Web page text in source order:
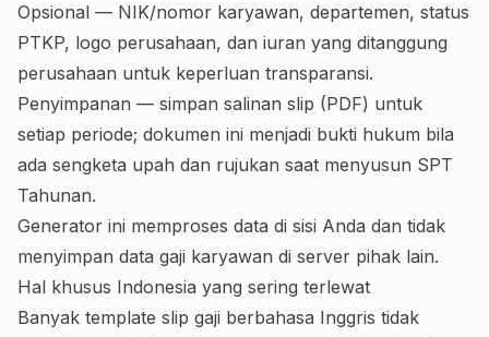
Opsional — NIK/nomor karyawan, departemen, status
PTKP, logo perusahaan, dan iuran yang ditanggung
perusahaan untuk keperluan transparansi.
Penyimpanan — simpan salinan slip (PDF) untuk
setiap periode; dokumen ini menjadi bukti hukum bila
ada sengketa upah dan rujukan saat menyusun SPT
Tahunan.
Generator ini memproses data di sisi Anda dan tidak
menyimpan data gaji karyawan di server pihak lain.
Hal khusus Indonesia yang sering terlewat
Banyak template slip gaji berbahasa Inggris tidak